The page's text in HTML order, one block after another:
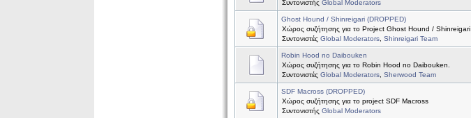
Συντονιστής Global Moderators
Ghost Hound / Shinreigari (DROPPED)
Χώρος συζήτησης για το Project Ghost Hound / Shinreigari
Συντονιστές Global Moderators, Shinreigari Team
Robin Hood no Daibouken
Χώρος συζήτησης για το Robin Hood no Daibouken.
Συντονιστές Global Moderators, Sherwood Team
SDF Macross (DROPPED)
Χώρος συζήτησης για το project SDF Macross
Συντονιστής Global Moderators